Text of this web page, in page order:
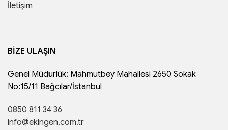
İletişim
BİZE ULAŞIN
Genel Müdürlük; Mahmutbey Mahallesi 2650 Sokak
No:15/11 Bağcılar/İstanbul
0850 811 34 36
info@ekingen.com.tr